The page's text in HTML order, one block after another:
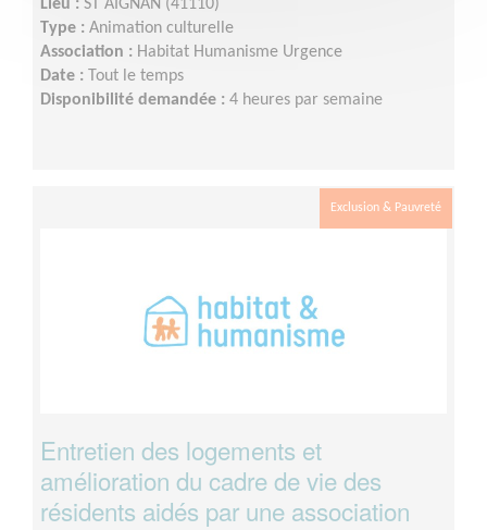
Lieu : ST AIGNAN (41110)
Type : Animation culturelle
Association : Habitat Humanisme Urgence
Date :
Tout le temps
Disponibilité demandée : 4 heures par semaine
Exclusion & Pauvreté
Entretien des logements et
amélioration du cadre de vie des
résidents aidés par une association